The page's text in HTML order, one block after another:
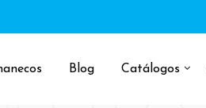
Blog Catálogos